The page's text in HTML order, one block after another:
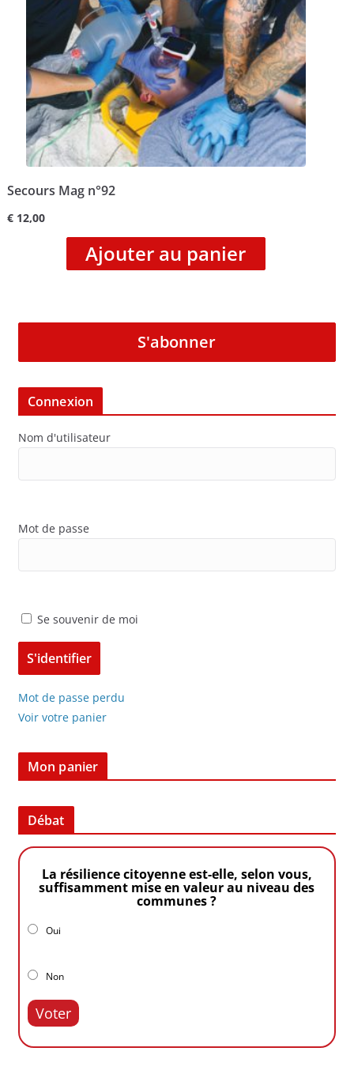
Secours Mag n°92
€12,00
Ajouter au panier
S'abonner
Connexion
Nom d'utilisateur
Mot de passe
Se souvenir de moi
Mot de passe perdu
Voir votre panier
Mon panier
Débat
La résilience citoyenne est-elle, selon vous,
suffisamment mise en valeur au niveau des
communes ?
Oui
Non
Voter